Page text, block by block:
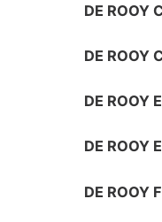
DE ROOY
DE ROOY
DE ROOY
DE ROOY
DE ROOY